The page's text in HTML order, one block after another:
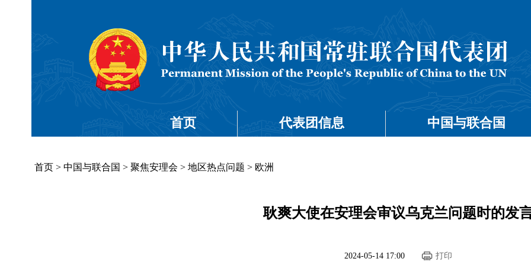
首页 代表团信息 中国与联合国
首页 > 中国与联合国 > 聚焦安理会 > 地区热点问题 > 欧洲
耿爽大使在安理会审议乌克兰问题时的发
2024-05-14 17:00 打印